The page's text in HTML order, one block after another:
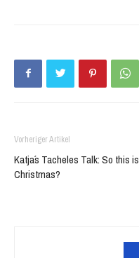
Vorheriger Artikel
Katja´s Tacheles Talk: So this is
Christmas?